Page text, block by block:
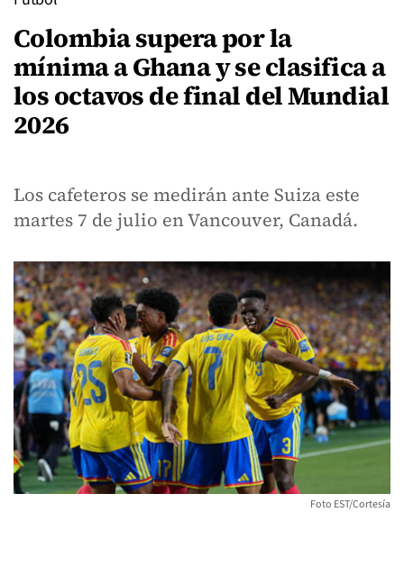
Colombia supera por la
mínima a Ghana y se clasifica a
los octavos de final del Mundial
2026
Los cafeteros se medirán ante Suiza este
martes 7 de julio en Vancouver, Canadá.
Foto EST/Cortesía